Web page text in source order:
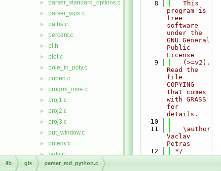
► parser_standard_options.c
► parser_wps.c
► paths.c
► percent.c
► pi.h
► plot.c
► pole_in_poly.c
► popen.c
► progrm_nme.c
► proj1.c
► proj2.c
► proj3.c
► put_window.c
► putenv.c
► radii.c
► rd_cellhd.c
    8
   This
program is
free
software
under the
GNU General
Public
License
    9
   (>=v2).
Read the
file
COPYING
that comes
with GRASS
for
details.
   10
   11
   \author
Vaclav
Petras
   12
*/
lib gis parser_md_python.c